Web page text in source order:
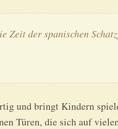
Zeit der spanischen
und bringt Kindern
Türen, die sich auf